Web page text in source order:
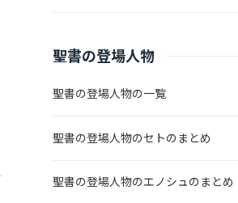
聖書の登場人物
聖書の登場人物の一覧
聖書の登場人物のセトのまとめ
聖書の登場人物のエノシュのまとめ